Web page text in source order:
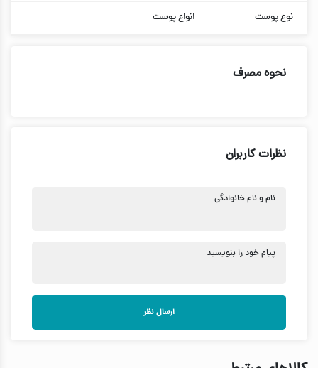
نوع پوست انواع پوست
نحوه مصرف
نظرات کاربران
نام و نام خانوادگی
پیام خود را بنویسید
ارسال نظر